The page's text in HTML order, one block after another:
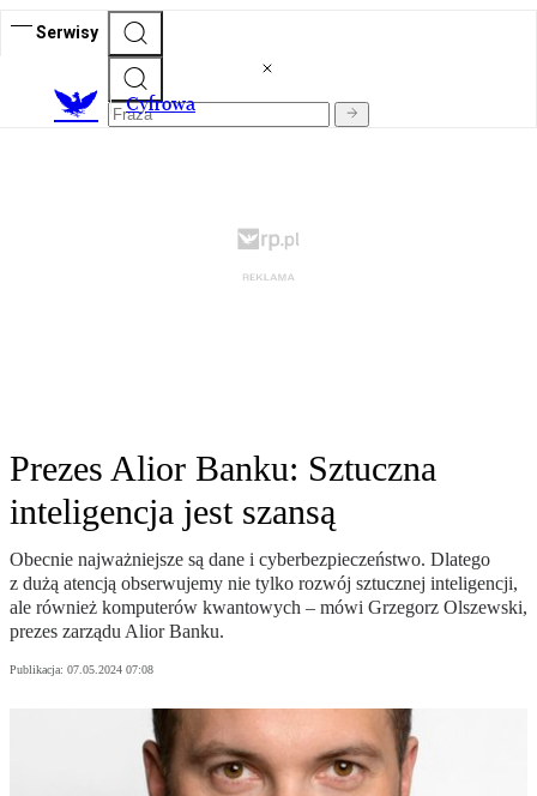
Serwisy
Cyfrowa
Prezes Alior Banku: Sztuczna
inteligencja jest szansą
Obecnie najważniejsze są dane i cyberbezpieczeństwo. Dlatego
z dużą atencją obserwujemy nie tylko rozwój sztucznej inteligencji,
ale również komputerów kwantowych – mówi Grzegorz Olszewski,
prezes zarządu Alior Banku.
Publikacja: 07.05.2024 07:08